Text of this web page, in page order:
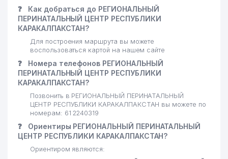
❓
Как добраться до РЕГИОНАЛЬНЫЙ
ПЕРИНАТАЛЬНЫЙ ЦЕНТР РЕСПУБЛИКИ
КАРАКАЛПАКСТАН?
Для построения маршрута вы можете
воспользоваться картой на нашем сайте
❓
Номера телефонов РЕГИОНАЛЬНЫЙ
ПЕРИНАТАЛЬНЫЙ ЦЕНТР РЕСПУБЛИКИ
КАРАКАЛПАКСТАН?
Позвонить в РЕГИОНАЛЬНЫЙ ПЕРИНАТАЛЬНЫЙ
ЦЕНТР РЕСПУБЛИКИ КАРАКАЛПАКСТАН вы можете по
номерам: 61 2240319
❓
Ориентиры РЕГИОНАЛЬНЫЙ ПЕРИНАТАЛЬНЫЙ
ЦЕНТР РЕСПУБЛИКИ КАРАКАЛПАКСТАН?
Ориентиром являются: